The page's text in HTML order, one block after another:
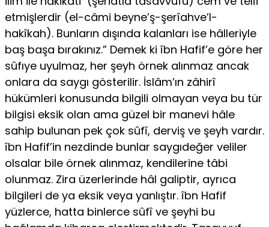
etmişlerdir (el-câmi beyne’ş-şerîahve’l-
hakîkah). Bunların dışında kalanları ise hâlleriyle
baş başa bırakınız.” Demek ki îbn Hafif’e göre her
sûfıye uyulmaz, her şeyh örnek alınmaz ancak
onlara da saygı gösterilir. İslâm’ın zâhirî
hükümleri konusunda bilgili olmayan veya bu tür
bilgisi eksik olan ama güzel bir manevi hâle
sahip bulunan pek çok sûfî, derviş ve şeyh vardır.
îbn Hafif’in nezdinde bunlar saygıdeğer veliler
olsalar bile örnek alınmaz, kendilerine tâbi
olunmaz. Zira üzerlerinde hâl galiptir, ayrıca
bilgileri de ya eksik veya yanlıştır. îbn Hafif
yüzlerce, hatta binlerce sûfî ve şeyhi bu